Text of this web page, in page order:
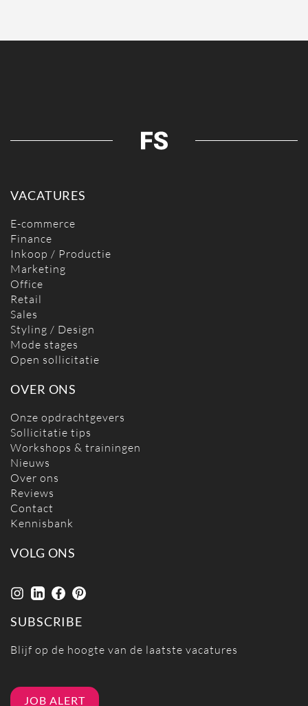
VACATURES
E-commerce
Finance
Inkoop / Productie
Marketing
Office
Retail
Sales
Styling / Design
Mode stages
Open sollicitatie
OVER ONS
Onze opdrachtgevers
Sollicitatie tips
Workshops & trainingen
Nieuws
Over ons
Reviews
Contact
Kennisbank
VOLG ONS
SUBSCRIBE
Blijf op de hoogte van de laatste vacatures
JOB ALERT